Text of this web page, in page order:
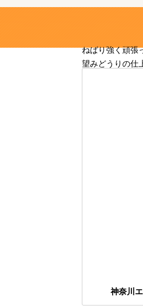
ねばり強く頑張
望みどうりの仕
神奈川